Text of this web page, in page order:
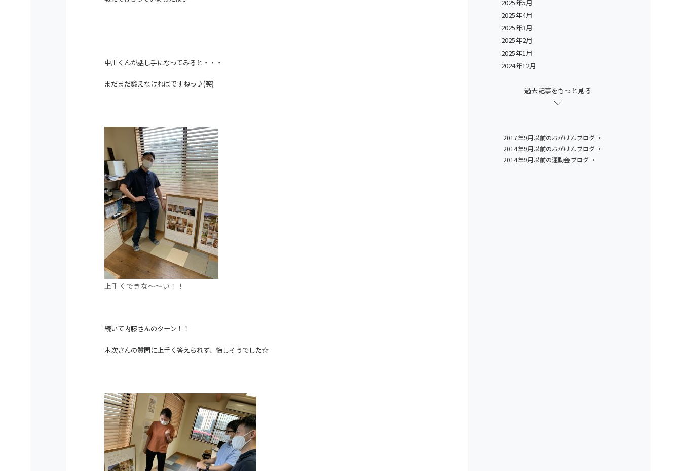
中川くんが話し手になってみると・・・
まだまだ鍛えなければですねっ♪(笑)
上手くできな～～い！！
続いて内藤さんのターン！！
木次さんの質問に上手く答えられず、悔しそうでした☆
2025年5月
2025年4月
2025年3月
2025年2月
2025年1月
2024年12月
過去記事をもっと見る
2017年9月以前のおがけんブログ→
2014年9月以前のおがけんブログ→
2014年9月以前の運動会ブログ→